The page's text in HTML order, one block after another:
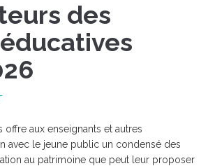
livret
Explorateurs
des
actions
des
offre aux enseignants et autres
avec le jeune public un condensé des
au patrimoine que peut leur proposer